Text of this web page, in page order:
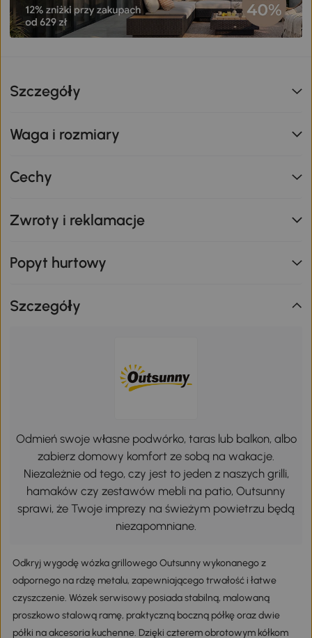
Szczegóły
Waga i rozmiary
Cechy
Zwroty i reklamacje
Popyt hurtowy
Szczegóły
Odmień swoje własne podwórko, taras lub balkon, albo
zabierz domowy komfort ze sobą na wakacje.
Niezależnie od tego, czy jest to jeden z naszych grilli,
hamaków czy zestawów mebli na patio, Outsunny
sprawi, że Twoje imprezy na świeżym powietrzu będą
niezapomniane.
Odkryj wygodę wózka grillowego Outsunny wykonanego z
odpornego na rdzę metalu, zapewniającego trwałość i łatwe
czyszczenie. Wózek serwisowy posiada stabilną, malowaną
proszkowo stalową ramę, praktyczną boczną półkę oraz dwie
półki na akcesoria kuchenne. Dzięki czterem obrotowym kółkom